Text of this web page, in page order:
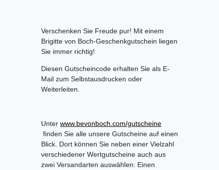
Verschenken Sie Freude pur! Mit einem
Brigitte von Boch-Geschenkgutschein liegen
Sie immer richtig!
Diesen Gutscheincode erhalten Sie als E-
Mail zum Selbstausdrucken oder
Weiterleiten.
Unter www.bevonboch.com/gutscheine
finden Sie alle unsere Gutscheine auf einen
Blick. Dort können Sie neben einer Vielzahl
verschiedener Wertgutscheine auch aus
zwei Versandarten auswählen: Einen